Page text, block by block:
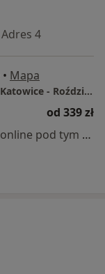
Adres 4
• Mapa
Centrum Medyczne GRUPA LUX MED Katowice - Roździeńskiego 1A
od 339 zł
Specjalista nie oferuje umawiania online pod tym adresem.